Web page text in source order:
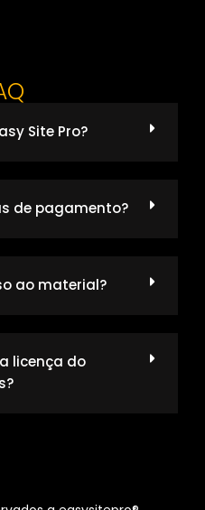
Site Pro?
de pagamento?
ao material?
licença do